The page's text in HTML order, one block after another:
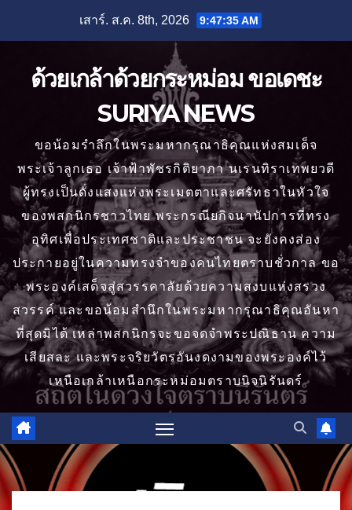
เสาร์. ส.ค. 8th, 2026 9:47:37 AM
ด้วยเกล้าด้วยกระหม่อม ขอเดชะ
SURIYA NEWS
ขอน้อมรำลึกในพระมหากรุณาธิคุณแห่งสมเด็จ
พระเจ้าลูกเธอ เจ้าฟ้าพัชรกิติยาภา นเรนทิราเทพยวดี
ผู้ทรงเป็นดั่งแสงแห่งพระเมตตาและศรัทธาในหัวใจ
ของพสกนิกรชาวไทย พระกรณียกิจนานัปการที่ทรง
อุทิศเพื่อประเทศชาติและประชาชน จะยังคงส่อง
ประกายอยู่ในความทรงจำของคนไทยตราบชั่วกาล ขอ
พระองค์เสด็จสู่สวรรคาลัยด้วยความสงบแห่งสรวง
สวรรค์ และขอน้อมสำนึกในพระมหากรุณาธิคุณอันหา
ที่สุดมิได้ เหล่าพสกนิกรจะขอจดจำพระปณิธาน ความ
เสียสละ และพระจริยวัตรอันงดงามของพระองค์ไว้
เหนือเกล้าเหนือกระหม่อมตราบนิจนิรันดร์